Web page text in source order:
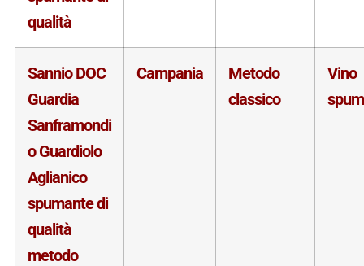
qualità
Sannio DOC
Guardia
Sanframondi
o Guardiolo
Aglianico
spumante di
qualità
metodo
Campania
Metodo
classico
Vino